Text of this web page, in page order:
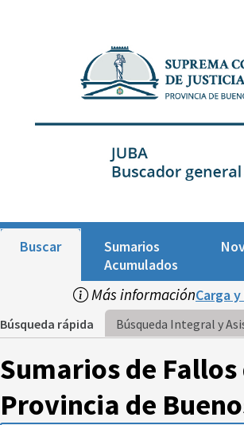
Buscar
Sumarios
Acumulados
Más informaciónCarga
Búsqueda rápida Búsqueda Integral y
Sumarios de Fallos
Provincia de